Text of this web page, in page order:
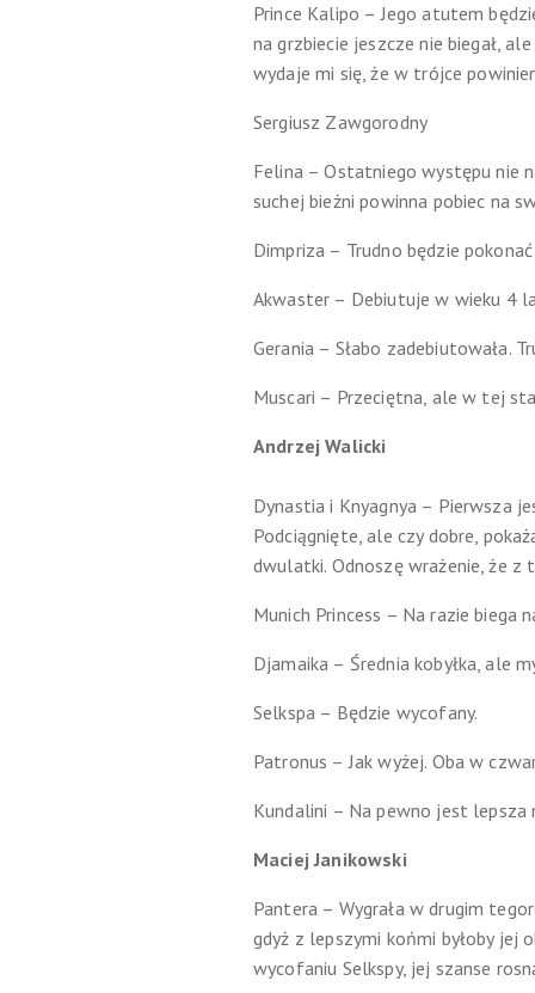
Prince Kalipo – Jego atutem
na grzbiecie jeszcze nie biegał,
wydaje mi się, że w trójce
Sergiusz Zawgorodny
Felina – Ostatniego występu nie
suchej bieżni powinna pobiec na
Dimpriza – Trudno będzie
Akwaster – Debiutuje w wieku 4
Gerania – Słabo zadebiutowała.
Muscari – Przeciętna, ale w tej
Andrzej Walicki
Dynastia i Knyagnya – Pierwsza
Podciągnięte, ale czy dobre,
dwulatki. Odnoszę wrażenie, że
Munich Princess – Na razie biega
Djamaika – Średnia kobyłka, ale
Selkspa – Będzie wycofany.
Patronus – Jak wyżej. Oba w
Kundalini – Na pewno jest lepsza
Maciej Janikowski
Pantera – Wygrała w drugim
gdyż z lepszymi końmi byłoby jej
wycofaniu Selkspy, jej szanse